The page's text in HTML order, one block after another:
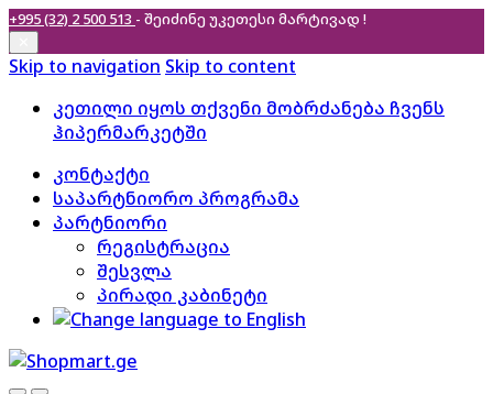
+995 (32) 2 500 513 - შეიძინე უკეთესი მარტივად !
Skip to navigation Skip to content
კეთილი იყოს თქვენი მობრძანება ჩვენს
ჰიპერმარკეტში
კონტაქტი
საპარტნიორო პროგრამა
პარტნიორი
რეგისტრაცია
შესვლა
პირადი კაბინეტი